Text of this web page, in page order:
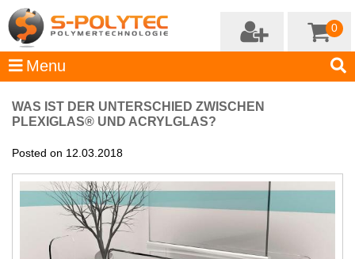
0
WAS IST DER UNTERSCHIED ZWISCHEN
PLEXIGLAS® UND ACRYLGLAS?
Posted on 12.03.2018